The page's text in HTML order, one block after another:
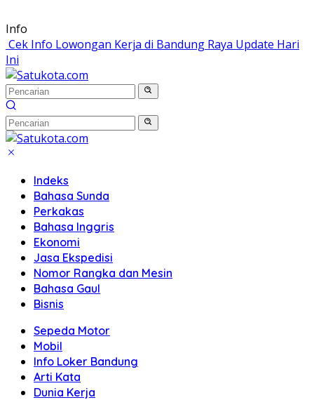
Langsung
ke
konten
Info
Cek Info Lowongan Kerja di Bandung Raya Update Hari
Ini
Indeks
Bahasa Sunda
Perkakas
Bahasa Inggris
Ekonomi
Jasa Ekspedisi
Nomor Rangka dan Mesin
Bahasa Gaul
Bisnis
Sepeda Motor
Mobil
Info Loker Bandung
Arti Kata
Dunia Kerja